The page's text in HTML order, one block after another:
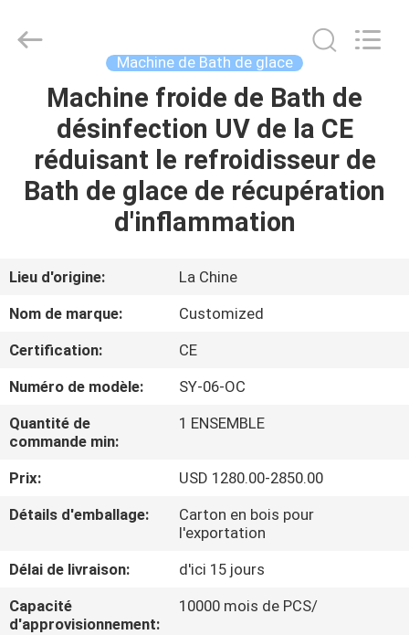
MAISON
PRODUITS
DE
NOUS
VISITE
D'USINE
CONTRÔLE
DE
QUALITÉ
CONTACTEZ-
NOUS
Syochi
Electronics
Machine de Bath de glace
Machine froide de Bath de
désinfection UV de la CE
réduisant le refroidisseur de
Bath de glace de récupération
d'inflammation
Lieu d'origine:
La Chine
Nom de marque:
Customized
Certification:
CE
Numéro de modèle:
SY-06-OC
Quantité de
commande min:
1 ENSEMBLE
Prix:
USD 1280.00-2850.00
Détails d'emballage:
Carton en bois pour
l'exportation
Délai de livraison:
d'ici 15 jours
Capacité
d'approvisionnement:
10000 mois de PCS/